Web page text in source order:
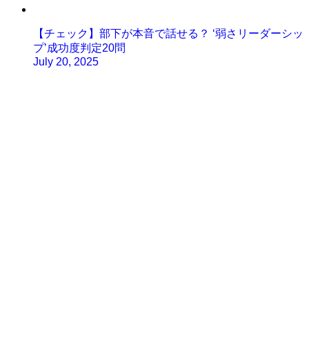
【チェック】部下が本音で話せる？ ‘弱さリーダーシッ
プ’成功度判定20問
July 20, 2025